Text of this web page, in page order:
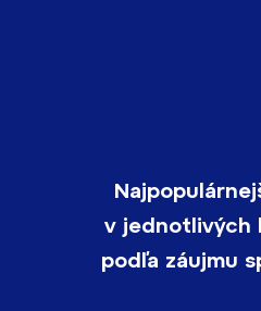
v jednotlivých
podľa záujmu